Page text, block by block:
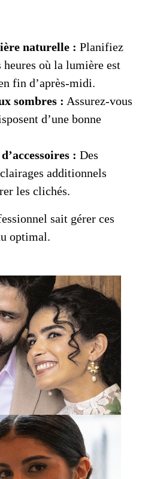
naturelle : Planifiez
heures où la lumière est
fin d’après-midi.
sombres : Assurez-vous
d’une bonne
: Des
additionnels
les clichés.
sait gérer ces
optimal.